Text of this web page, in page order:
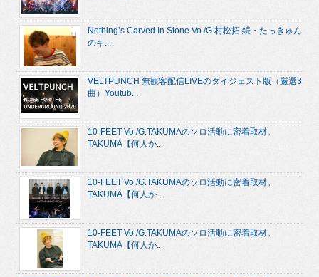
Nothing’s Carved In Stone Vo./G.村松拓 続・たっきゅん
のキ...
VELTPUNCH 無観客配信LIVEのダイジェスト版（厳選3
曲）Youtub...
10-FEET Vo./G.TAKUMAのソロ活動に密着取材。
TAKUMA【何人か...
10-FEET Vo./G.TAKUMAのソロ活動に密着取材。
TAKUMA【何人か...
10-FEET Vo./G.TAKUMAのソロ活動に密着取材。
TAKUMA【何人か...